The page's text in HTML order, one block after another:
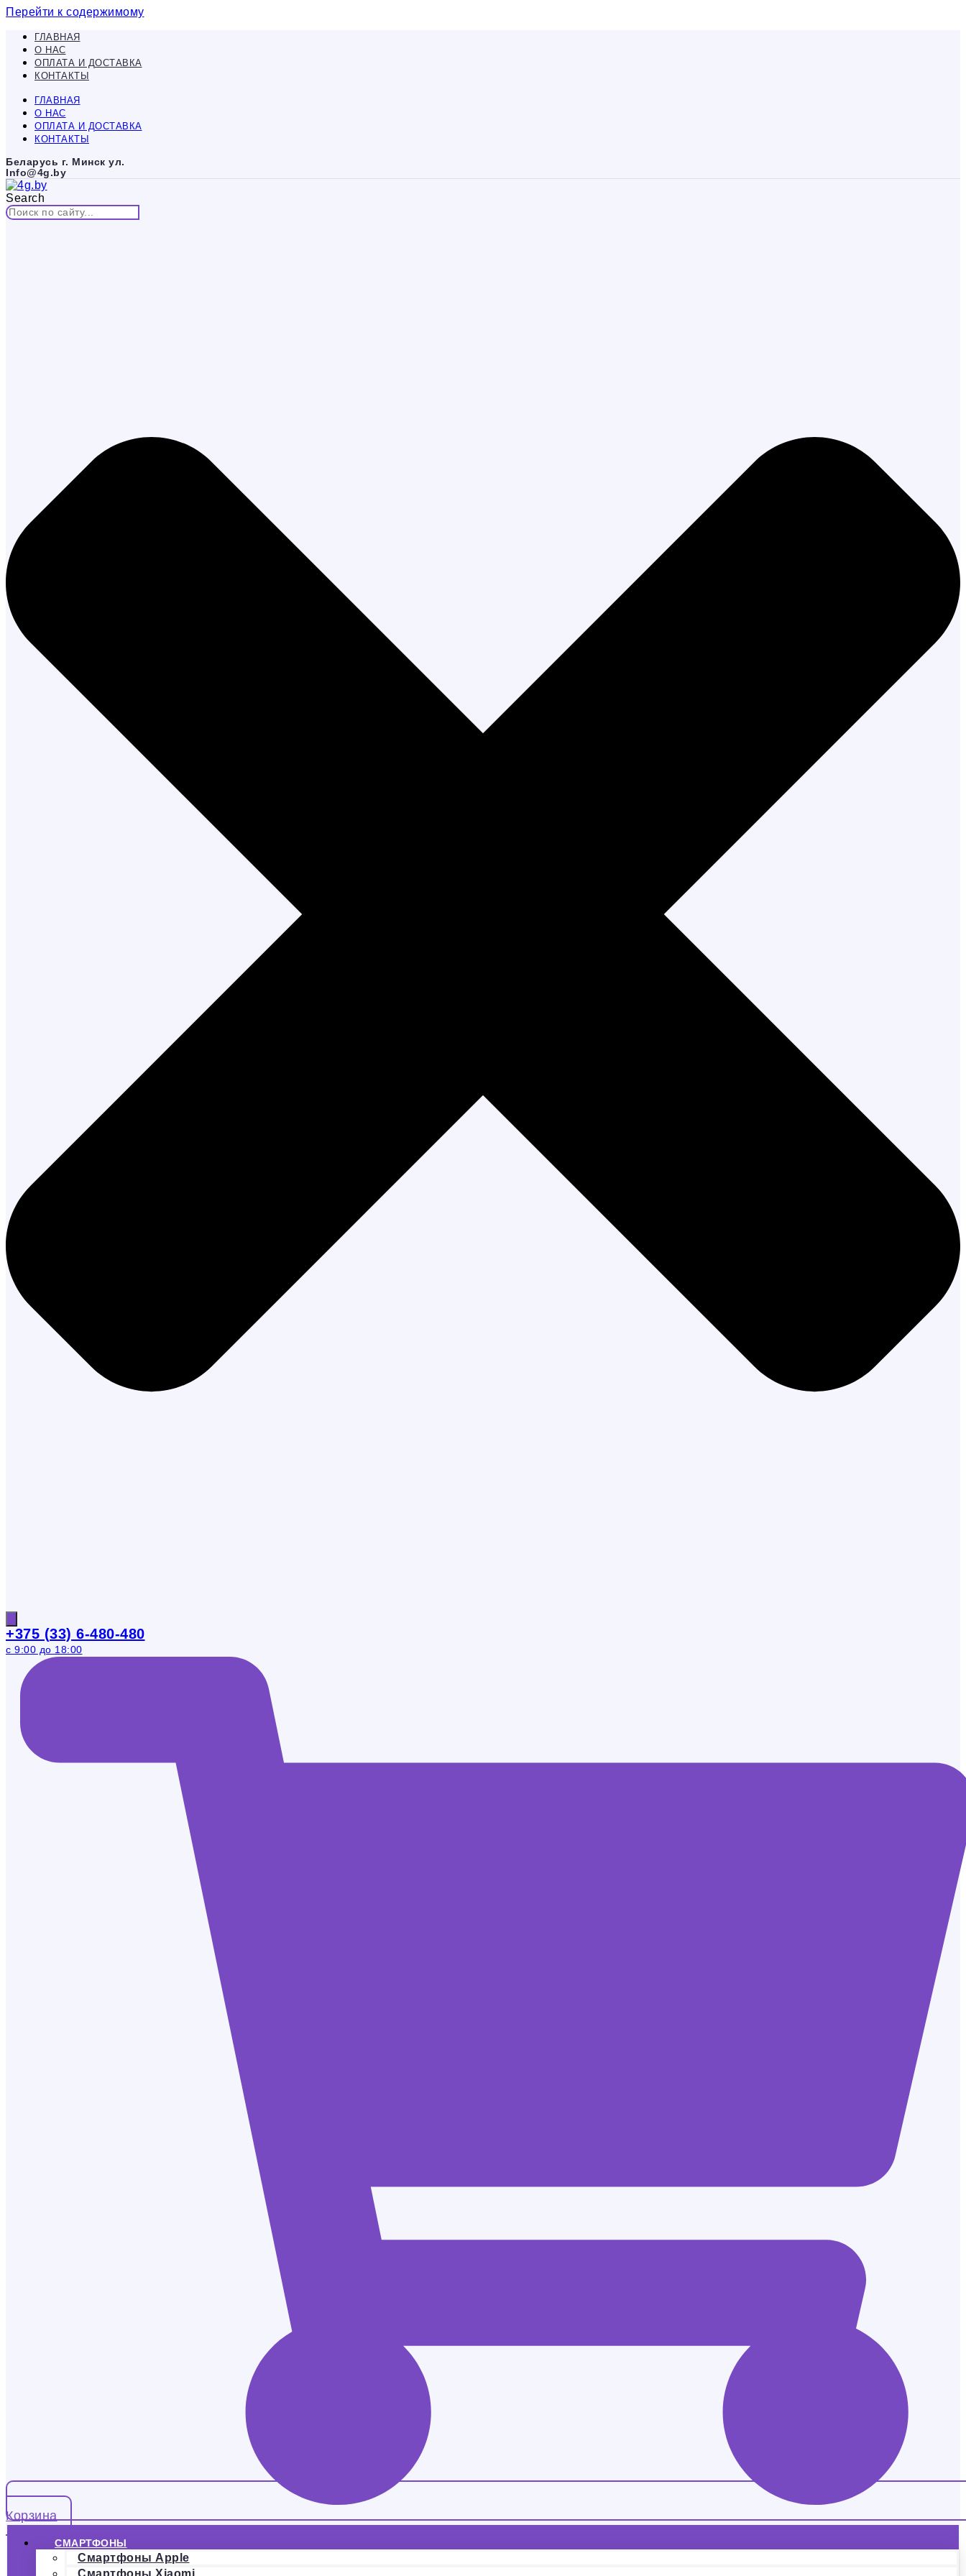
Перейти к содержимому
ГЛАВНАЯ
О НАС
ОПЛАТА И ДОСТАВКА
КОНТАКТЫ
ГЛАВНАЯ
О НАС
ОПЛАТА И ДОСТАВКА
КОНТАКТЫ
Беларусь г. Минск ул.
Info@4g.by
Search
+375 (33) 6-480-480
с 9:00 до 18:00
Корзина
СМАРТФОНЫ
Смартфоны Apple
Смартфоны Xiaomi